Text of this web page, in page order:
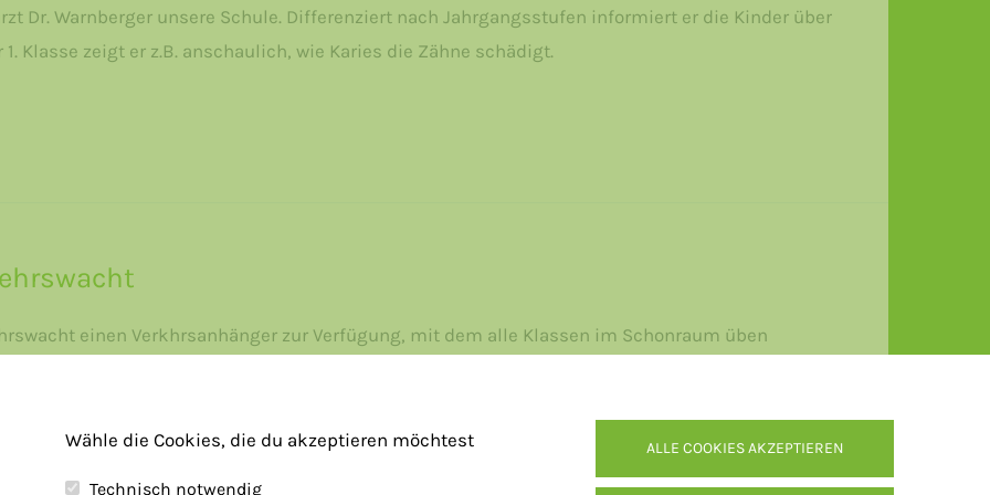
Dr. Warnberger unsere Schule. Differenziert nach Jahrgangsstufen informiert er die Kinder über
Klasse zeigt er z.B. anschaulich, wie Karies die Zähne schädigt.
einen Verkhrsanhänger zur Verfügung, mit dem alle Klassen im Schonraum üben
Wähle die Cookies, die du akzeptieren möchtest
Technisch notwendig
ALLE COOKIES AKZEPTIEREN